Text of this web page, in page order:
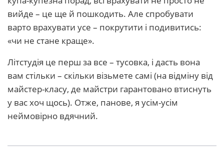
вийде – це ще й пошкодить. Але спробувати
варто врахувати усе – покрутити і подивитись:
«чи не стане краще».
Літстудія це перш за все – тусовка, і дасть вона
вам стільки – скільки візьмете самі (на відміну від
майстер-класу, де майстри гарантовано втиснуть
у вас хоч щось). Отже, панове, я усім-усім
неймовірно вдячний.